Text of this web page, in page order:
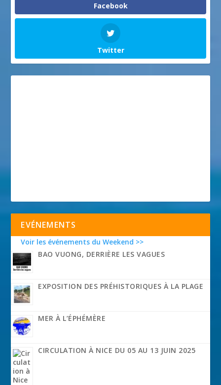
Facebook
Twitter
EVÉNEMENTS
Voir les événements du Weekend >>
BAO VUONG, DERRIÈRE LES VAGUES
EXPOSITION DES PRÉHISTORIQUES À LA PLAGE
MER À L’ÉPHÉMÈRE
CIRCULATION À NICE DU 05 AU 13 JUIN 2025